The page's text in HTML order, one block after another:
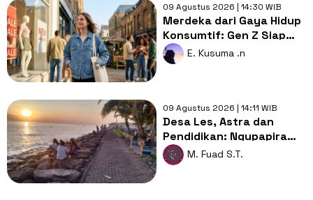
09 Agustus 2026 | 14:30 WIB
Merdeka dari Gaya Hidup
Konsumtif: Gen Z Siap
Tinggalkan Budaya
Checkout?
E. Kusuma .n
09 Agustus 2026 | 14:11 WIB
Desa Les, Astra dan
Pendidikan: Ngupapira
Kearifan Lokal hingga
Aksi Nyata yang
M. Fuad S.T.